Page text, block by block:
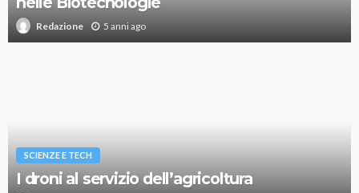
Redazione 5 anni ago
SCIENZE E TECH
I droni al servizio dell’agricoltura